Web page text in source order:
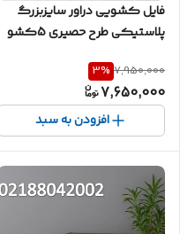
فایل کشویی دراور سایزبزرگ
پلاستیکی طرح حصیری 5کشو
7,950,000
3%
7,650,000
افزودن به سبد